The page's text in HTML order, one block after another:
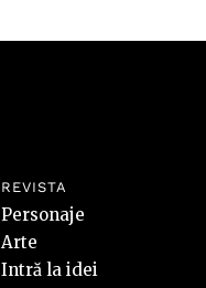
REVISTA
Personaje
Arte
Intră la idei